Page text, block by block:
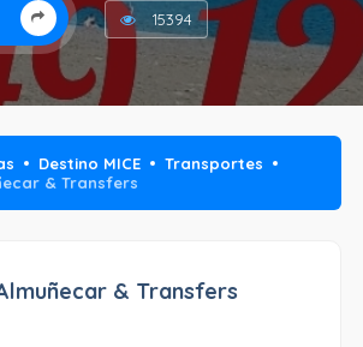
15394
Destino MICE
Transportes
& Transfers
& Transfers